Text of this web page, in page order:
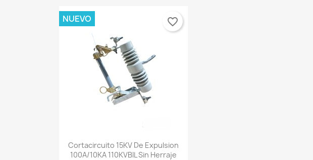
Vista rápida
Cortacircuito 15KV De Expulsion
100A/10KA 110KVBIL Sin Herraje
NUEVO favorite_border